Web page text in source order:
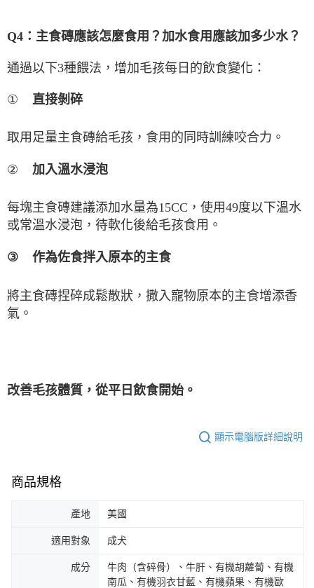
Q4 ：主食磚應該怎麼食用？加水食用應該加多少水？
通過以下3種餵法，增加毛孩每日的飲食變化：
① 直接剝碎
取用足量主食磚給毛孩，食用的同時訓練咬合力。
② 加入溫水浸泡
每塊主食磚建議添加水量為15CC ，使用49度以下溫水
或常溫水浸泡，待軟化後給毛孩食用。
③ 作為佐食拌入原本的主食
將主食磚捏碎成鬆散狀，撒入寵物原本的主食增添香
氣。
改善毛孩體質，從平日飲食開始。
顯示電腦版詳細說明
商品規格
產地 美國
適用對象 成犬
成分
牛肉（含碎骨）、牛肝、有機胡蘿蔔、有機
南瓜、有機羽衣甘藍、有機蘋果、有機歐